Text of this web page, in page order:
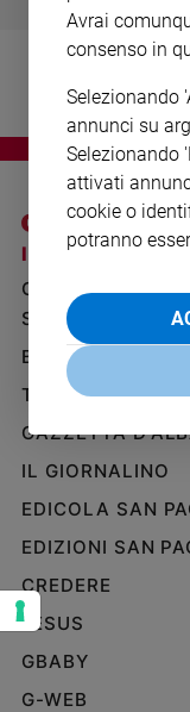
Ambiente
Volontariato
Aziende
della
settimana
Migranti
Diversità
inclusione
Costume
Cultura
e
2026
Cinema,
e
streaming
I SITI SAN
GRUPPO
SAN PAOLO
BENESSERE
TELENOVA
GAZZETTA
IL GIORNALINO
EDICOLA SAN
EDIZIONI SAN
CREDERE
JESUS
GBABY
G-WEB
Avrai
consenso in
Selezionando
annunci su
Selezionando
attivati
cookie o
potranno